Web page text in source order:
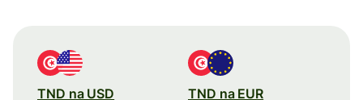
TND na USD TND na EUR